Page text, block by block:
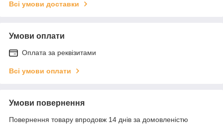
Всі умови доставки
Умови оплати
Оплата за реквізитами
Всі умови оплати
Умови повернення
Повернення товару впродовж 14 днів за домовленістю